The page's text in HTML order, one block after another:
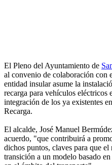
El Pleno del Ayuntamiento de
al convenio de colaboración con
entidad insular asume la
recarga para vehículos eléctricos
integración de los ya existentes
Recarga.
El alcalde, José Manuel
acuerdo, "que contribuirá a
dichos puntos, claves para que
transición a un modelo basado